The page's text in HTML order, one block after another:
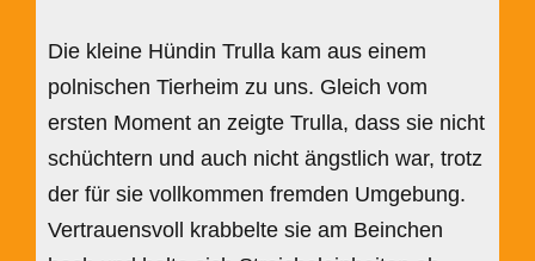
Die kleine Hündin Trulla kam aus einem
polnischen Tierheim zu uns. Gleich vom
ersten Moment an zeigte Trulla, dass sie nicht
schüchtern und auch nicht ängstlich war, trotz
der für sie vollkommen fremden Umgebung.
Vertrauensvoll krabbelte sie am Beinchen